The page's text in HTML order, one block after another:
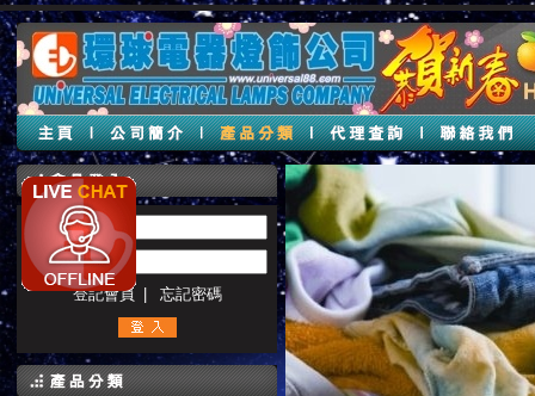
帳號 :
密碼 :
登記會員
忘記密碼